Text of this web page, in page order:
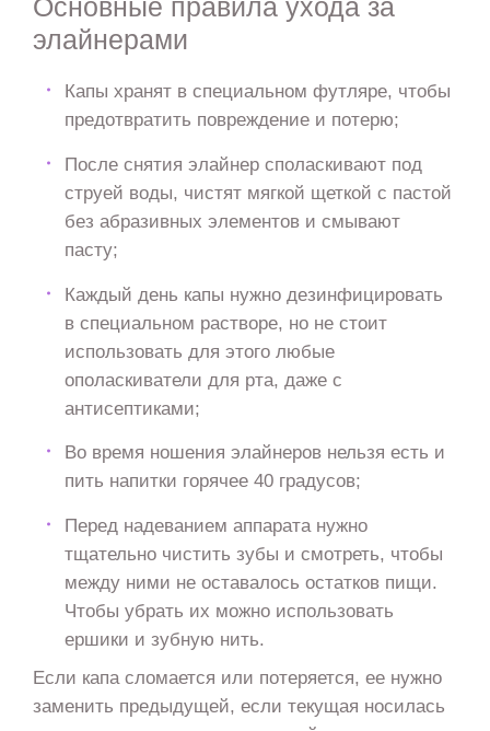
Основные правила ухода за
элайнерами
Капы хранят в специальном футляре, чтобы
предотвратить повреждение и потерю;
После снятия элайнер споласкивают под
струей воды, чистят мягкой щеткой с пастой
без абразивных элементов и смывают
пасту;
Каждый день капы нужно дезинфицировать
в специальном растворе, но не стоит
использовать для этого любые
ополаскиватели для рта, даже с
антисептиками;
Во время ношения элайнеров нельзя есть и
пить напитки горячее 40 градусов;
Перед надеванием аппарата нужно
тщательно чистить зубы и смотреть, чтобы
между ними не оставалось остатков пищи.
Чтобы убрать их можно использовать
ершики и зубную нить.
Если капа сломается или потеряется, ее нужно
заменить предыдущей, если текущая носилась